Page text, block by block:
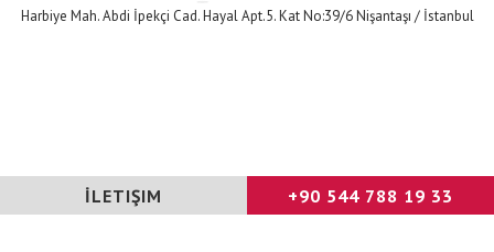
İLETIŞIM +90 544 788 19 33
Harbiye Mah. Abdi İpekçi Cad. Hayal Apt.5. Kat No:39/6 Nişantaşı / İstanbul